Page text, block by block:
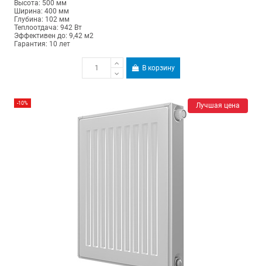
Высота: 500 мм
Ширина: 400 мм
Глубина: 102 мм
Теплоотдача: 942 Вт
Эффективен до: 9,42 м2
Гарантия: 10 лет
В корзину
Лучшая цена
-10%